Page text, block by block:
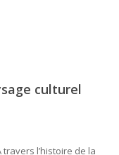
culturel
l’histoire de la